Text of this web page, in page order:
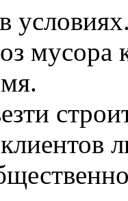
мусора